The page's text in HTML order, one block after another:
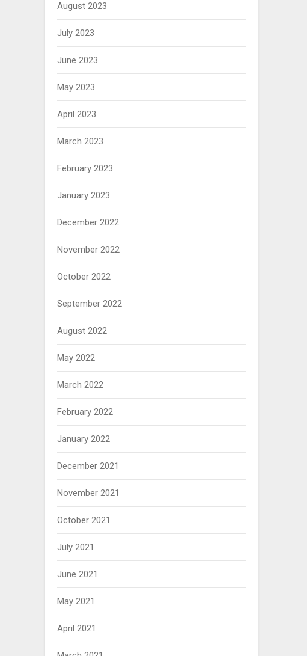
August 2023
July 2023
June 2023
May 2023
April 2023
March 2023
February 2023
January 2023
December 2022
November 2022
October 2022
September 2022
August 2022
May 2022
March 2022
February 2022
January 2022
December 2021
November 2021
October 2021
July 2021
June 2021
May 2021
April 2021